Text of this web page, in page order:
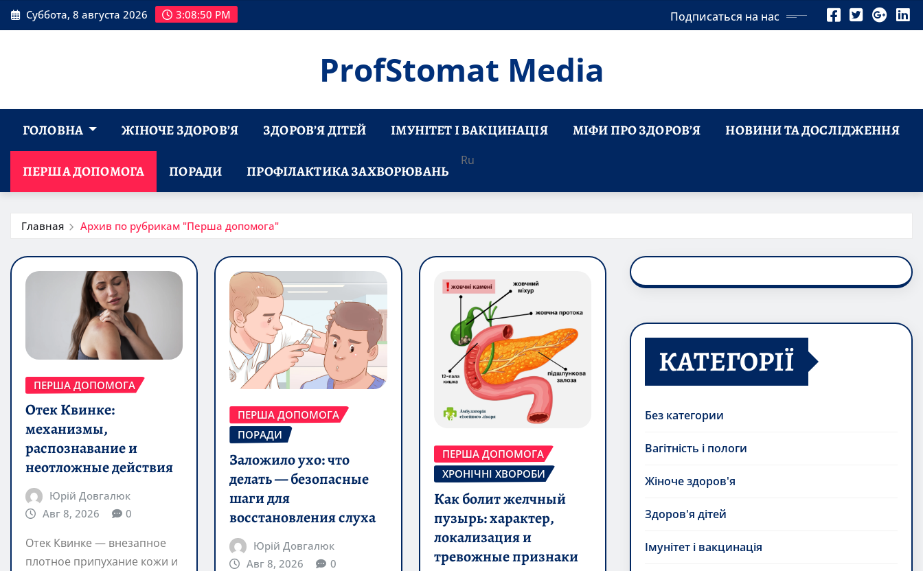
Перейти
к
Суббота, 8 августа 2026 3:08:51 PM Подписаться на нас
ProfStomat Media
ГОЛОВНА ЖІНОЧЕ ЗДОРОВ’Я ЗДОРОВ’Я ДІТЕЙ ІМУНІТЕТ І ВАКЦИНАЦІЯ МІФИ ПРО ЗДОРОВ’Я НОВИНИ ТА ДОСЛІДЖЕННЯ
ПЕРША ДОПОМОГА ПОРАДИ ПРОФІЛАКТИКА ЗАХВОРЮВАНЬ
Ru
Главная Архив по рубрикам "Перша допомога"
ПЕРША ДОПОМОГА
Отек Квинке:
механизмы,
распознавание и
неотложные действия
Юрій Довгалюк
Авг 8, 2026
0
Отек Квинке — внезапное
плотное припухание кожи и
ПЕРША ДОПОМОГА
ПОРАДИ
Заложило ухо: что
делать — безопасные
шаги для
восстановления слуха
Юрій Довгалюк
Авг 8, 2026
0
ПЕРША ДОПОМОГА
ХРОНІЧНІ ХВОРОБИ
Как болит желчный
пузырь: характер,
локализация и
тревожные признаки
КАТЕГОРІЇ
Без категории
Вагітність і пологи
Жіноче здоров'я
Здоров'я дітей
Імунітет і вакцинація